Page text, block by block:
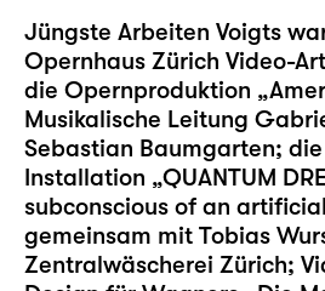
Jüngste Arbeiten Voigts
Opernhaus Zürich Video-
die Opernproduktion
Musikalische Leitung
Sebastian Baumgarten;
Installation „QUANTUM
subconscious of an
gemeinsam mit Tobias
Zentralwäscherei Zürich;